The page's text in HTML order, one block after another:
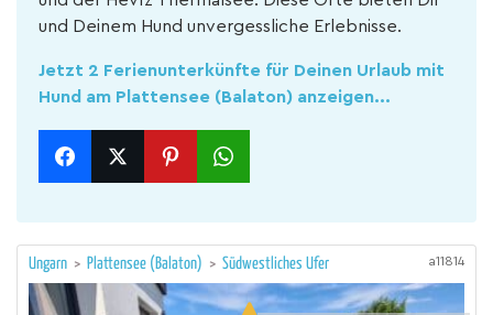
und Deinem Hund unvergessliche Erlebnisse.
Jetzt 2 Ferienunterkünfte für Deinen Urlaub mit
Hund am Plattensee (Balaton) anzeigen...
Ungarn > Plattensee (Balaton) > Südwestliches Ufer a11814